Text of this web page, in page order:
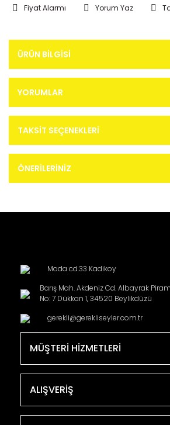
Fiyat Alarmı Yorum Yaz
ÜRÜN BILGISI
YORUMLAR
TAKSIT SEÇENEKLERI
ÖNERILERINIZ
Moda cd.33 Kadikoy
Barış Mah. Akdeniz Cd. Albayrak
No: 7 Dükkan 1, 34520 Beylikdüzü
gerekli@gerekliseyler.com.tr
MÜŞTERİ HİZMETLERİ
ALIŞVERİŞ